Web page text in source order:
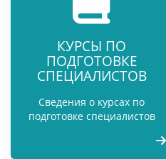
КУРСЫ ПО
ПОДГОТОВКЕ
СПЕЦИАЛИСТОВ
Сведения о курсах по
подготовке специалистов